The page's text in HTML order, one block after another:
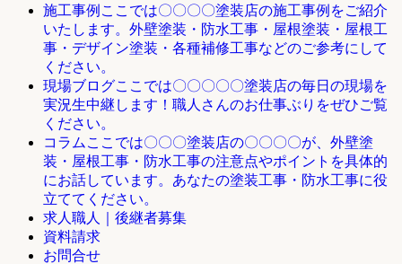
施工事例 ここでは〇〇〇〇塗装店の施工事例をご紹介
いたします。外壁塗装・防水工事・屋根塗装・屋根工
事・デザイン塗装・各種補修工事などのご参考にして
ください。
現場ブログここでは〇〇〇〇〇塗装店の毎日の現場を
実況生中継します！職人さんのお仕事ぶりをぜひご覧
ください。
コラム ここでは〇〇〇塗装店の〇〇〇〇が、外壁塗
装・屋根工事・防水工事の注意点やポイントを具体的
にお話しています。あなたの塗装工事・防水工事に役
立ててください。
求人職人｜後継者募集
資料請求
お問合せ